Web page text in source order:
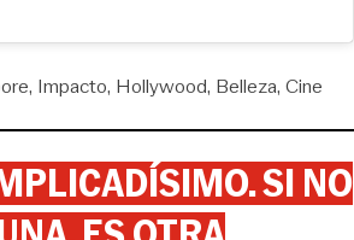
Impacto Hollywood Belleza Cine
SI NO